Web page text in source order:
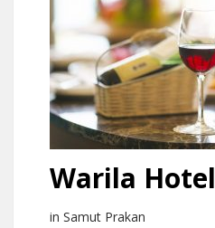
Warila Hotel
in Samut Prakan